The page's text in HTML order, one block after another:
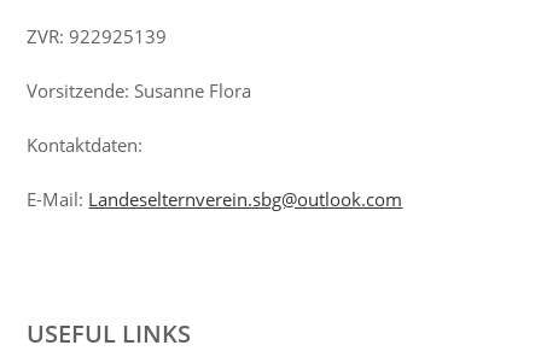
ZVR: 922925139
Vorsitzende: Susanne Flora
Kontaktdaten:
E-Mail: Landeselternverein.sbg@outlook.com
USEFUL LINKS